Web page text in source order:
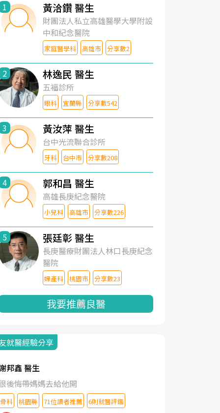
1 黃洽鑽 醫生
財團法人私立高雄醫學大學附設
中和紀念醫院
家庭醫學科 高雄市 分享數2
2 林逸民 醫生
五福診所
眼科 宜蘭縣 分享數542
3 黃汝萍 醫生
台中光流聯合診所
牙科 台中市 分享數208
4 郭和昌 醫生
高雄長庚紀念醫院
小兒科 高雄市 分享數226
5 張廷彰 醫生
長庚醫療財團法人林口長庚紀念
醫院
婦產科 桃園市 分享數23
我要推薦良醫
就醫經驗分享
邦鑫 醫生
後悔帶媽媽去給他開
骨科 桃園縣 71位讀者推薦 6則就醫評鑑